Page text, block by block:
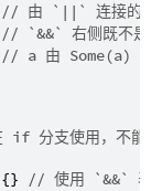
// 由 `||` 连接的条件
// `&&` 右侧既不是
// a 由 Some(a)
分支使用，不能
// 使用 `&&` 表